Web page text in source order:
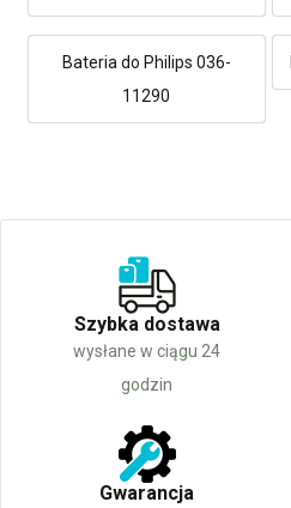
Bateria do Philips 036-
11290
Szybka dostawa
wysłane w ciągu 24
godzin
Gwarancja